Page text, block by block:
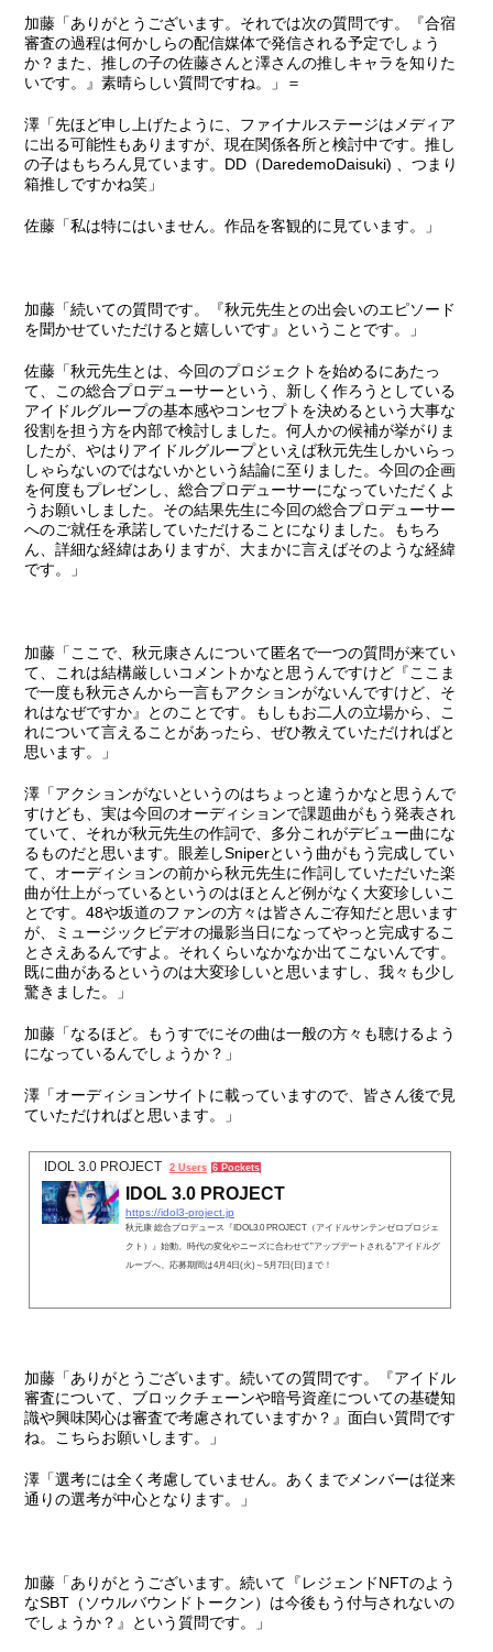
加藤「ありがとうございます。それでは次の質問です。
『合宿
審査の過程は何かしらの配信媒体で発信される予定でしょう
か？また、推しの子の佐藤さんと澤さんの推しキャラを知りた
いです。』 素晴らしい質問ですね。」＝
澤「先ほど申し上げたように、ファイナルステージはメディア
に出る可能性もありますが、現在関係各所と検討中です。推し
の子はもちろん見ています。DD（DaredemoDaisuki) 、つまり
箱推しですかね笑」
佐藤「私は特にはいません。作品を客観的に見ています。」
加藤「続いての質問です。
『秋元先生との出会いのエピソード
を聞かせていただけると嬉しいです』
ということです。」
佐藤「秋元先生とは、今回のプロジェクトを始めるにあたっ
て、この総合プロデューサーという、新しく作ろうとしている
アイドルグループの基本感やコンセプトを決めるという大事な
役割を担う方を内部で検討しました。何人かの候補が挙がりま
したが、やはりアイドルグループといえば秋元先生しかいらっ
しゃらないのではないかという結論に至りました。今回の企画
を何度もプレゼンし、総合プロデューサーになっていただくよ
うお願いしました。その結果先生に今回の総合プロデューサー
へのご就任を承諾していただけることになりました。もちろ
ん、詳細な経緯はありますが、大まかに言えばそのような経緯
です。」
加藤「ここで、秋元康さんについて匿名で一つの質問が来てい
て、これは結構厳しいコメントかなと思うんですけど『ここま
で一度も秋元さんから一言もアクションがないんですけど、そ
れはなぜですか』
とのことです。もしもお二人の立場から、こ
れについて言えることがあったら、ぜひ教えていただければと
思います。」
澤「アクションがないというのはちょっと違うかなと思うんで
すけども、実は今回のオーディションで課題曲がもう発表され
ていて、それが秋元先生の作詞で、多分これがデビュー曲にな
るものだと思います。眼差しSniperという曲がもう完成してい
て、オーディションの前から秋元先生に作詞していただいた楽
曲が仕上がっているというのはほとんど例がなく大変珍しいこ
とです。48や坂道のファンの方々は皆さんご存知だと思います
が、ミュージックビデオの撮影当日になってやっと完成するこ
とさえあるんですよ。それくらいなかなか出てこないんです。
既に曲があるというのは大変珍しいと思いますし、我々も少し
驚きました。」
加藤「なるほど。もうすでにその曲は一般の方々も聴けるよう
になっているんでしょうか？」
澤「オーディションサイトに載っていますので、皆さん後で見
ていただければと思います。」
IDOL 3.0 PROJECT 2 Users 6 Pockets
IDOL 3.0 PROJECT
https://idol3-project.jp
秋元康 総合プロデュース『IDOL3.0 PROJECT（アイドルサンテンゼロプロジェ
クト）』始動。時代の変化やニーズに合わせて”アップデートされる”アイドルグ
ループへ。応募期間は4月4日(火)～5月7日(日)まで！
加藤「ありがとうございます。続いての質問です。
『アイドル
審査について、ブロックチェーンや暗号資産についての基礎知
識や興味関心は審査で考慮されていますか？』 面白い質問です
ね。こちらお願いします。」
澤「選考には全く考慮していません。あくまでメンバーは従来
通りの選考が中心となります。」
加藤「ありがとうございます。続いて 『レジェンドNFTのよう
なSBT（ソウルバウンドトークン）は今後もう付与されないの
でしょうか？』
という質問です。」